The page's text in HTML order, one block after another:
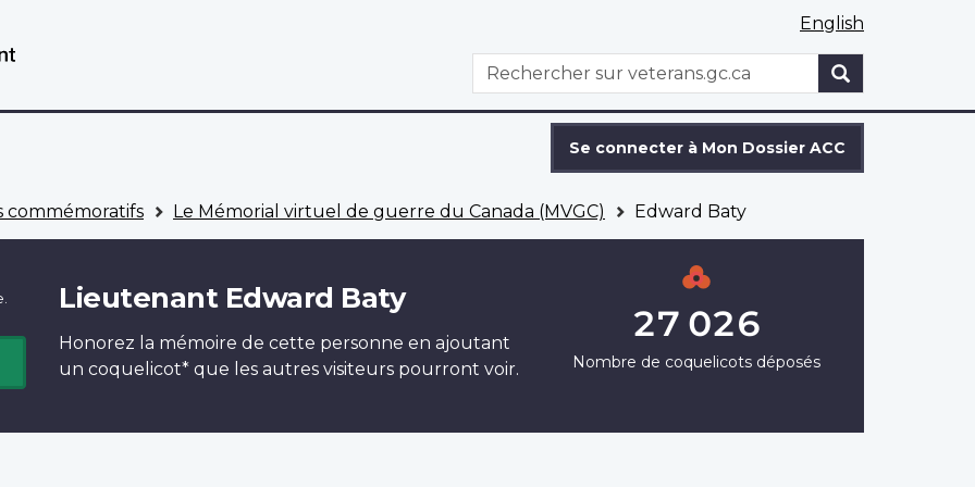
English
WxT
Search
Rechercher
Se connecter à Mon Dossier ACC
commémoratifs Le Mémorial virtuel de guerre du Canada (MVGC) Edward Baty
Lieutenant Edward Baty
Honorez la mémoire de cette personne en ajoutant
un coquelicot* que les autres visiteurs pourront voir.
27 026
Nombre de coquelicots déposés